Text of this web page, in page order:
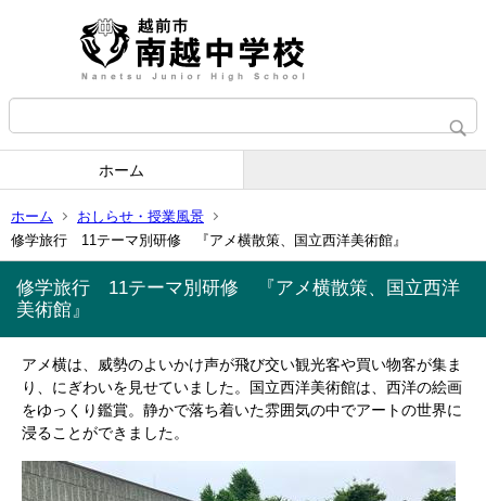
ホーム
ホーム
おしらせ・授業風景
修学旅行 11テーマ別研修 『アメ横散策、国立西洋美術館』
修学旅行 11テーマ別研修 『アメ横散策、国立西洋
美術館』
アメ横は、威勢のよいかけ声が飛び交い観光客や買い物客が集ま
り、にぎわいを見せていました。国立西洋美術館は、西洋の絵画
をゆっくり鑑賞。静かで落ち着いた雰囲気の中でアートの世界に
浸ることができました。